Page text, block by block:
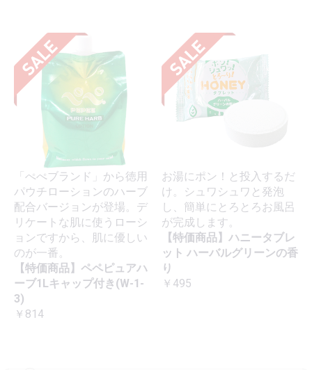
「ぺぺブランド」から徳用
パウチローションのハーブ
配合バージョンが登場。デ
リケートな肌に使うローシ
ョンですから、肌に優しい
のが一番。
【特価商品】ペペピュアハ
ーブ1Lキャップ付き(W-1-
3)
￥814
お湯にポン！と投入するだ
け。シュワシュワと発泡
し、簡単にとろとろお風呂
が完成します。
【特価商品】ハニータブレ
ット ハーバルグリーンの香
り
￥495